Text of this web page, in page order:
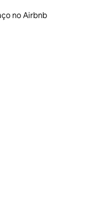
no Airbnb